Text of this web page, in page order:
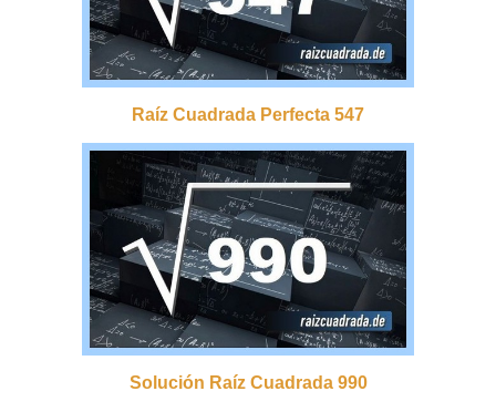
Raíz Cuadrada Perfecta 547
Solución Raíz Cuadrada 990